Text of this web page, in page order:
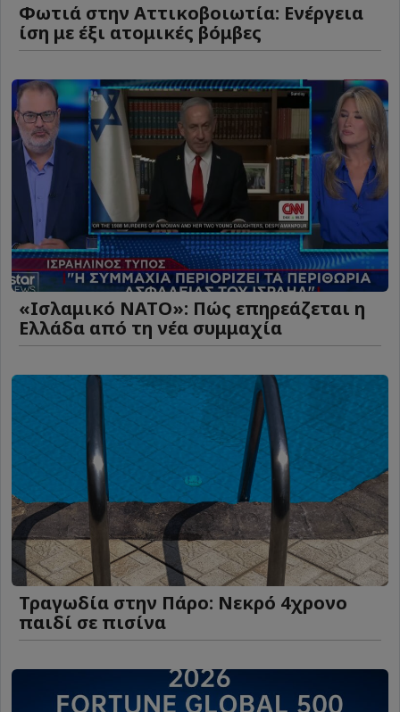
Φωτιά στην Αττικοβοιωτία: Ενέργεια
ίση με έξι ατομικές βόμβες
«Ισλαμικό ΝΑΤΟ»: Πώς επηρεάζεται η
Ελλάδα από τη νέα συμμαχία
Τραγωδία στην Πάρο: Νεκρό 4χρονο
παιδί σε πισίνα